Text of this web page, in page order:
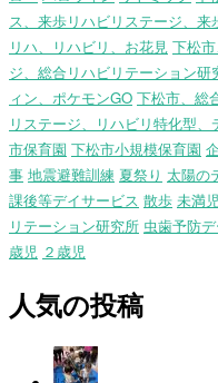
ス、来歩リハビリステージ、
リハ、リハビリ、お花見 下松
ジ、総合リハビリテーション
ィン、ポケモンGO 下松市、総
リステージ、リハビリ特化型
市保育園 下松市小規模保育園
事 地震避難訓練 夏祭り 太陽の
課後等デイサービス 散歩 未満
リテーション研究所 虫歯予防
歳児 ２歳児
人気の投稿